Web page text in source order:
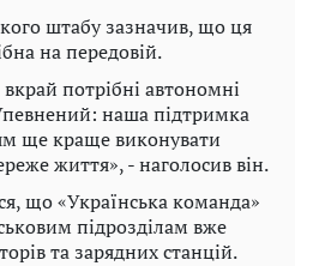
штабу зазначив, що ця
на передовій.
потрібні автономні
наша підтримка
ще краще виконувати
життя», - наголосив він.
що «Українська команда»
підрозділам вже
та зарядних станцій.